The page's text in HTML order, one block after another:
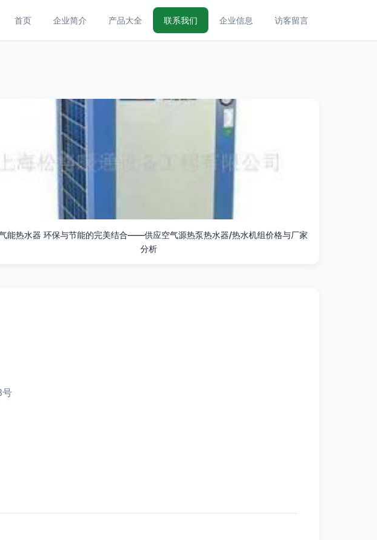
首页 企业简介 产品大全 联系我们 企业信息 访客留言
能热水器 环保与节能的完美结合——供应空气源热泵热水器/热水机组价格与厂家
分析
号